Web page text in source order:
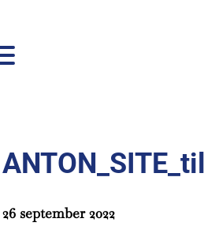
26 september 2022